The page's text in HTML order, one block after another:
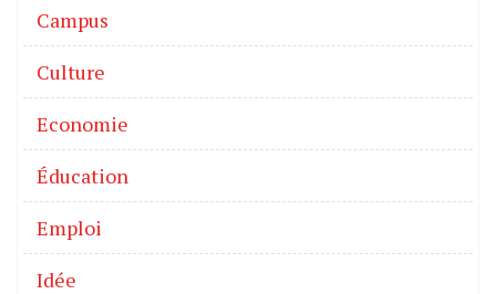
Campus
Culture
Economie
Éducation
Emploi
Idée